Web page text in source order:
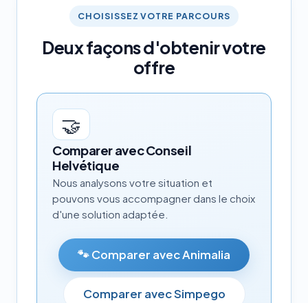
CHOISISSEZ VOTRE PARCOURS
Deux façons d'obtenir votre
offre
🤝
Comparer avec Conseil
Helvétique
Nous analysons votre situation et
pouvons vous accompagner dans le choix
d'une solution adaptée.
🐾 Comparer avec Animalia
Comparer avec Simpego